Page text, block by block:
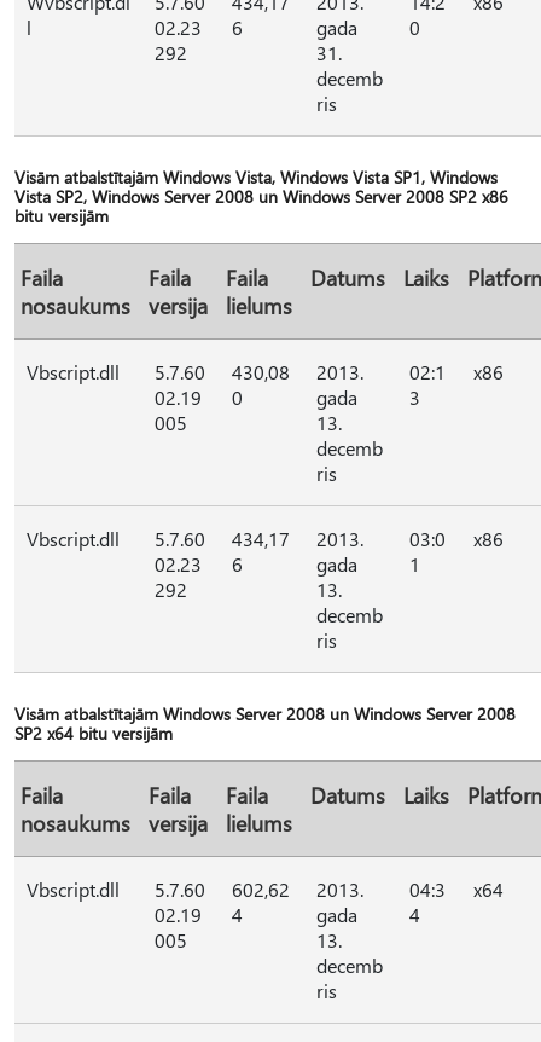
l
02.23
292
6
gada
31.
decemb
ris
0
Visām atbalstītajām Windows Vista, Windows Vista SP1, Windows
Vista SP2, Windows Server 2008 un Windows Server 2008 SP2 x86
bitu versijām
Faila
nosaukums
Faila
versija
Faila
lielums
Datums Laiks
Vbscript.dll
5.7.60
02.19
005
430,08
0
2013.
gada
13.
decemb
ris
02:1
3
x86
Vbscript.dll
5.7.60
02.23
292
434,17
6
2013.
gada
13.
decemb
ris
03:0
1
x86
Visām atbalstītajām Windows Server 2008 un Windows Server 2008
SP2 x64 bitu versijām
Faila
nosaukums
Faila
versija
Faila
lielums
Datums Laiks
Vbscript.dll
5.7.60
02.19
005
602,62
4
2013.
gada
13.
decemb
ris
04:3
4
x64